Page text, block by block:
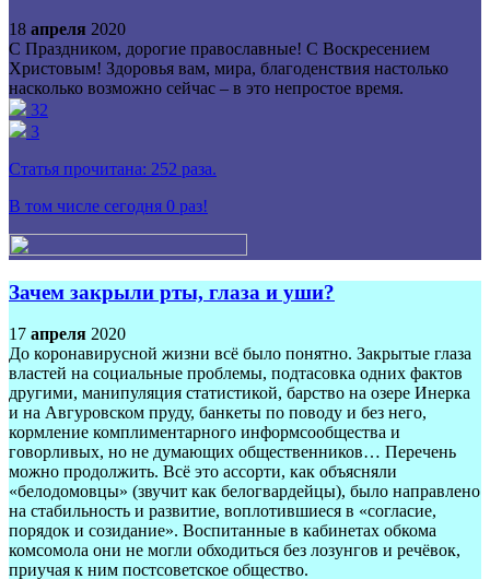
18 апреля 2020
С Праздником, дорогие православные! С Воскресением
Христовым! Здоровья вам, мира, благоденствия настолько
насколько возможно сейчас – в это непростое время.
32
3
Статья прочитана: 252 раза.
В том числе сегодня 0 раз!
Зачем закрыли рты, глаза и уши?
17 апреля 2020
До коронавирусной жизни всё было понятно. Закрытые глаза
властей на социальные проблемы, подтасовка одних фактов
другими, манипуляция статистикой, барство на озере Инерка
и на Авгуровском пруду, банкеты по поводу и без него,
кормление комплиментарного информсообщества и
говорливых, но не думающих общественников… Перечень
можно продолжить. Всё это ассорти, как объясняли
«белодомовцы» (звучит как белогвардейцы), было направлено
на стабильность и развитие, воплотившиеся в «согласие,
порядок и созидание». Воспитанные в кабинетах обкома
комсомола они не могли обходиться без лозунгов и речёвок,
приучая к ним постсоветское общество.